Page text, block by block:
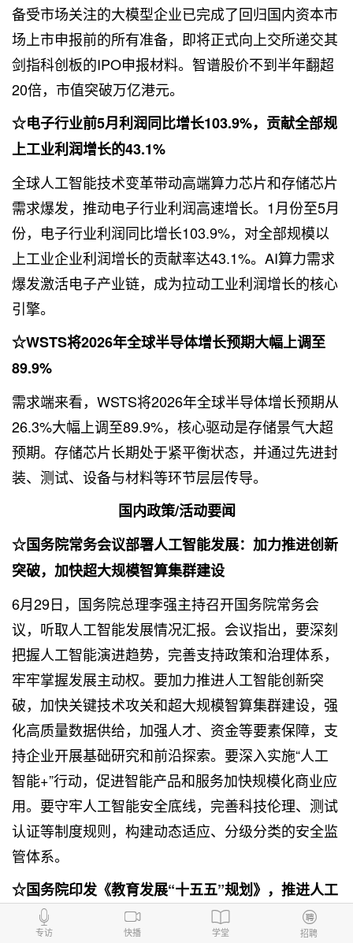
备受市场关注的大模型企业已完成了回归国内资本市
场上市申报前的所有准备，即将正式向上交所递交其
剑指科创板的IPO申报材料。智谱股价不到半年翻超
20倍，市值突破万亿港元。
☆电子行业前5月利润同比增长103.9%，贡献全部规
上工业利润增长的43.1%
全球人工智能技术变革带动高端算力芯片和存储芯片
需求爆发，推动电子行业利润高速增长。1月份至5月
份，电子行业利润同比增长103.9%，对全部规模以
上工业企业利润增长的贡献率达43.1%。AI算力需求
爆发激活电子产业链，成为拉动工业利润增长的核心
引擎。
☆WSTS将2026年全球半导体增长预期大幅上调至
89.9%
需求端来看，WSTS将2026年全球半导体增长预期从
26.3%大幅上调至89.9%，核心驱动是存储景气大超
预期。存储芯片长期处于紧平衡状态，并通过先进封
装、测试、设备与材料等环节层层传导。
国内政策/活动要闻
☆国务院常务会议部署人工智能发展：加力推进创新
突破，加快超大规模智算集群建设
6月29日，国务院总理李强主持召开国务院常务会
议，听取人工智能发展情况汇报。会议指出，要深刻
把握人工智能演进趋势，完善支持政策和治理体系，
牢牢掌握发展主动权。要加力推进人工智能创新突
破，加快关键技术攻关和超大规模智算集群建设，强
化高质量数据供给，加强人才、资金等要素保障，支
持企业开展基础研究和前沿探索。要深入实施“人工
智能+”行动，促进智能产品和服务加快规模化商业应
用。要守牢人工智能安全底线，完善科技伦理、测试
认证等制度规则，构建动态适应、分级分类的安全监
管体系。
☆国务院印发《教育发展“十五五”规划》，推进人工
智能全学段教育
专访 快播 学堂 招聘